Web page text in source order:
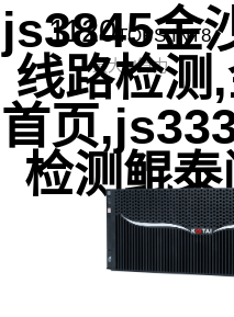
1120 TOPS INT8
最大AI算力
js3845金
线路检测
首页
检测鲲